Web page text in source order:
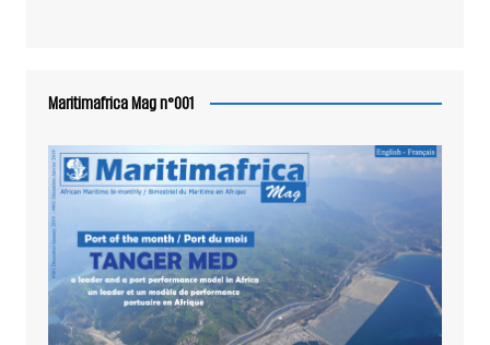
Maritimafrica Mag n°001